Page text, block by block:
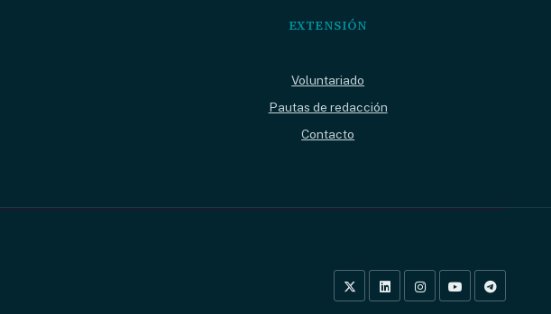
EXTENSIÓN
Voluntariado
Pautas de redacción
Contacto